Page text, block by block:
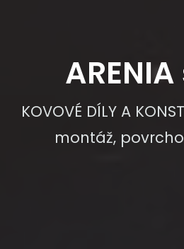
KOVOVÉ DÍLY A
montáž,